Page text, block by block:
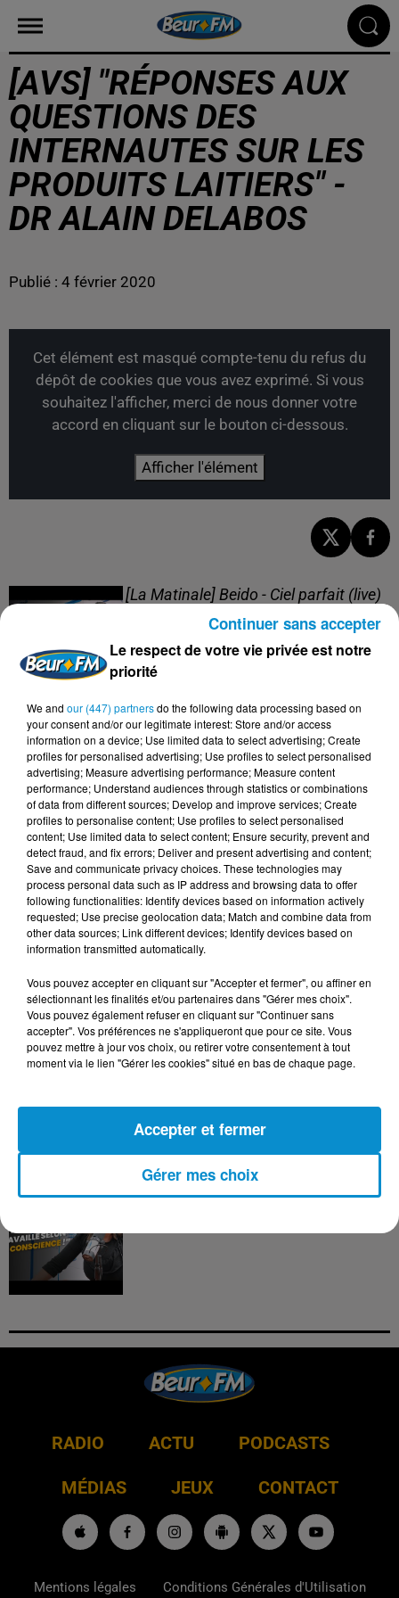
[AVS] "RÉPONSES AUX
QUESTIONS DES
INTERNAUTES SUR LES
PRODUITS LAITIERS" -
DR ALAIN DELABOS
Publié : 4 février 2020
Cet élément est masqué compte-tenu du refus du
dépôt de cookies que vous avez exprimé. Si vous
souhaitez l'afficher, merci de nous donner votre
accord en cliquant sur le bouton ci-dessous.
Afficher l'élément
[La Matinale] Beido - Ciel parfait (live)
[La Matinale] Beido, un nouveau projet
en "Quatre saisons" !
[Happy Beur] Cheb Momo - Oxygène
(live)
[Happy Beur] Cheb Momo - Ndamt 3lik
[Happy Beur] Cheb Momo, figure
Raï !
RADIO ACTU PODCASTS
MÉDIAS JEUX CONTACT
Mentions légales Conditions Générales d'Utilisation
Le respect de votre vie privée est notre
priorité
We and our (447) partnersdo the following data processing based on
your consent and/or our legitimate interest: Store and/or access
information on a device; Use limited data to select advertising; Create
profiles for personalised advertising; Use profiles to select personalised
advertising; Measure advertising performance; Measure content
performance; Understand audiences through statistics or combinations
of data from different sources; Develop and improve services; Create
profiles to personalise content; Use profiles to select personalised
content; Use limited data to select content; Ensure security, prevent and
detect fraud, and fix errors; Deliver and present advertising and content;
Save and communicate privacy choices. These technologies may
process personal data such as IP address and browsing data to offer
following functionalities: Identify devices based on information actively
requested; Use precise geolocation data; Match and combine data from
other data sources; Link different devices; Identify devices based on
information transmitted automatically.
Vous pouvez accepter en cliquant sur "Accepter et fermer", ou affiner en
sélectionnant les finalités et/ou partenaires dans "Gérer mes choix".
Vous pouvez également refuser en cliquant sur "Continuer sans
accepter". Vos préférences ne s'appliqueront que pour ce site. Vous
pouvez mettre à jour vos choix, ou retirer votre consentement à tout
moment via le lien "Gérer les cookies" situé en bas de chaque page.
Gérer mes choix
Accepter et fermer
Continuer sans accepter